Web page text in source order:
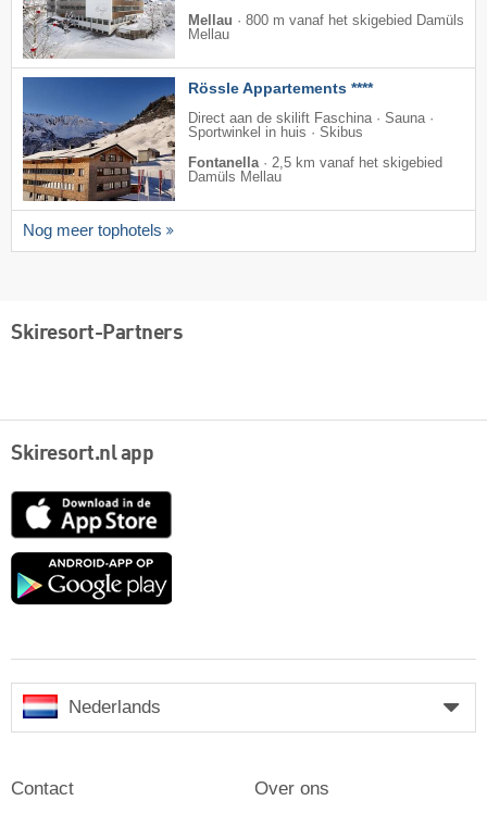
Mellau · 800 m vanaf het skigebied Damüls
Mellau
Rössle Appartements ****
Direct aan de skilift Faschina · Sauna ·
Sportwinkel in huis · Skibus
Fontanella · 2,5 km vanaf het skigebied
Damüls Mellau
Nog meer tophotels
Skiresort-Partners
Skiresort.nl app
App
Google
Nederlands
Contact Over ons